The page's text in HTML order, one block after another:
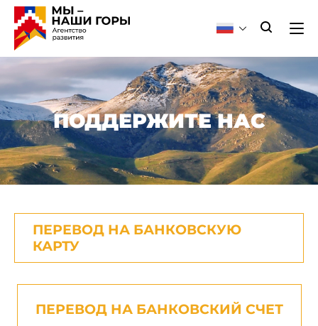
ПОДДЕРЖИТЕ НАС
ПЕРЕВОД НА БАНКОВСКУЮ
КАРТУ
ПЕРЕВОД НА БАНКОВСКИЙ СЧЕТ